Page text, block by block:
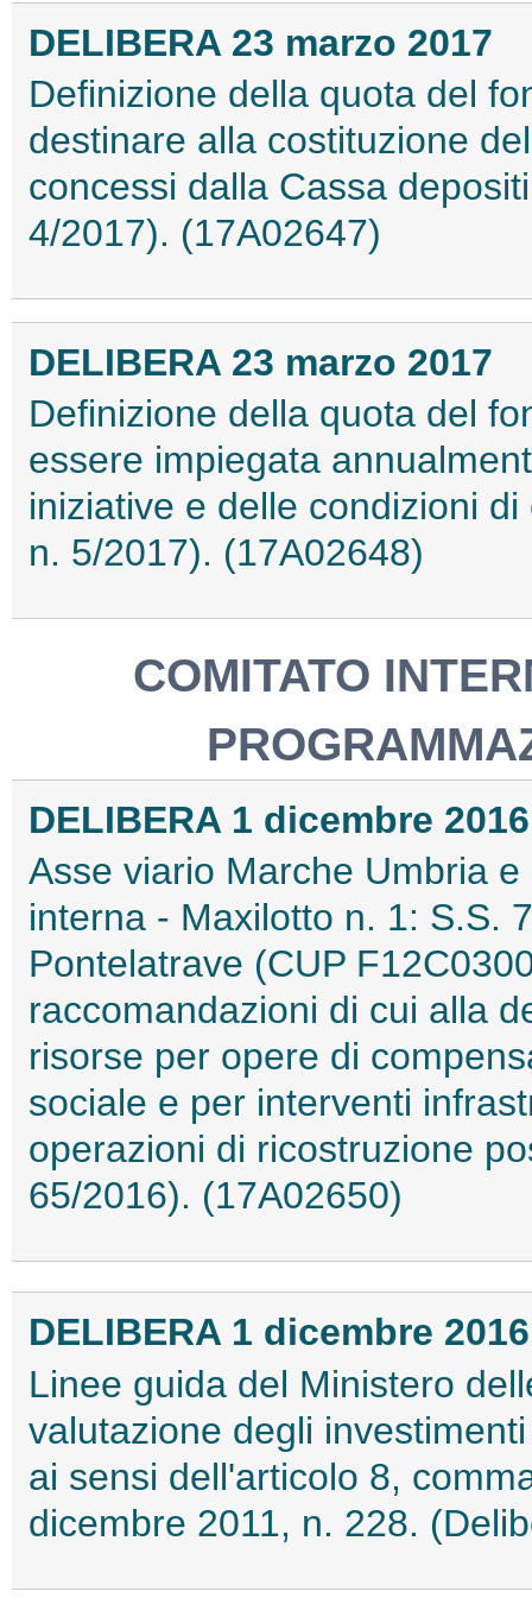
DELIBERA 23 marzo 2017
Definizione della quota del
destinare alla costituzione
concessi dalla Cassa
4/2017). (17A02647)
DELIBERA 23 marzo 2017
Definizione della quota del
essere impiegata
iniziative e delle condizioni
n. 5/2017). (17A02648)
COMITATO
DELIBERA 1 dicembre 2016
Asse viario Marche Umbria
interna - Maxilotto n. 1: S.S.
Pontelatrave (CUP
raccomandazioni di cui alla
risorse per opere di
sociale e per interventi
operazioni di ricostruzione
65/2016). (17A02650)
DELIBERA 1 dicembre 2016
Linee guida del Ministero
valutazione degli
ai sensi dell'articolo 8,
dicembre 2011, n. 228.